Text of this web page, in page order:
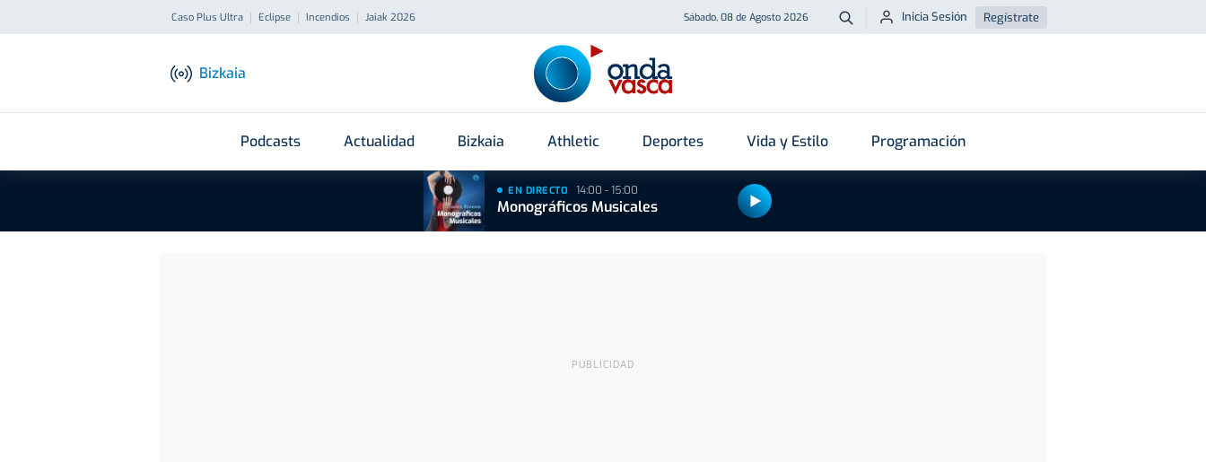
Caso Plus Ultra Eclipse Incendios Jaiak 2026 Sábado, 08 de Agosto 2026 Buscar
Inicia Sesión Regístrate
Bizkaia
Podcasts Actualidad Bizkaia Athletic Deportes Vida y Estilo Programación
EN DIRECTO 14:00 - 15:00
Monográficos Musicales